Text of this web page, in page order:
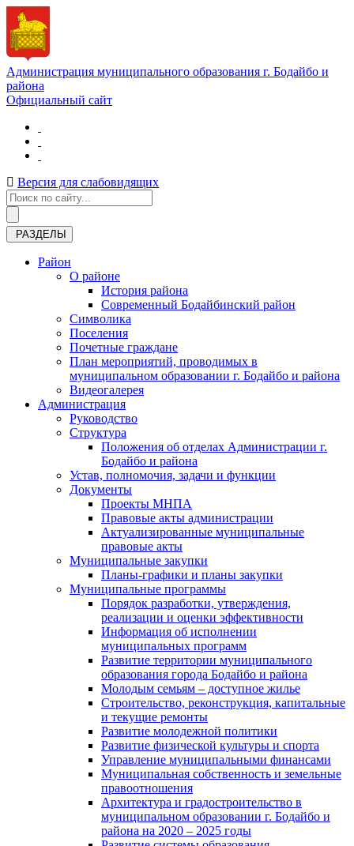
Администрация муниципального образования г. Бодайбо и
района
Официальный сайт
Версия для слабовидящих
РАЗДЕЛЫ
Район
О районе
История района
Современный Бодайбинский район
Символика
Поселения
Почетные граждане
План мероприятий, проводимых в
муниципальном образовании г. Бодайбо и района
Видеогалерея
Администрация
Руководство
Структура
Положения об отделах Администрации г.
Бодайбо и района
Устав, полномочия, задачи и функции
Документы
Проекты МНПА
Правовые акты администрации
Актуализированные муниципальные
правовые акты
Муниципальные закупки
Планы-графики и планы закупки
Муниципальные программы
Порядок разработки, утверждения,
реализации и оценки эффективности
Информация об исполнении
муниципальных программ
Развитие территории муниципального
образования города Бодайбо и района
Молодым семьям – доступное жилье
Строительство, реконструкция, капитальные
и текущие ремонты
Развитие молодежной политики
Развитие физической культуры и спорта
Управление муниципальными финансами
Муниципальная собственность и земельные
правоотношения
Архитектура и градостроительство в
муниципальном образовании г. Бодайбо и
района на 2020 – 2025 годы